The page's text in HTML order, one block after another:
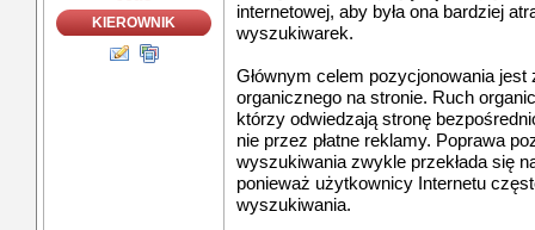
KIEROWNIK
internetowej, aby była ona bardziej
wyszukiwarek.
Głównym celem pozycjonowania
organicznego na stronie. Ruch
którzy odwiedzają stronę
nie przez płatne reklamy. Poprawa
wyszukiwania zwykle przekłada się
ponieważ użytkownicy Internetu
wyszukiwania.